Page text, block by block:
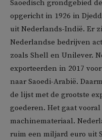
Saoedisch grondgebied
opgericht in 1926 in
uit Nederlands-Indië. Er
Nederlandse bedrijven
zoals Shell en Unilever.
exporteerden in 2017
naar Saoedi-Arabië.
de lijst met de grootste
goederen. Het gaat
machinemateriaal.
ruim een miljard euro uit